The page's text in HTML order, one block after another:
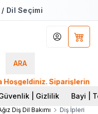
/ Dil Seçimi
ARA
Hesabım
Siparişleriniz
| Gizlilik Bayi |
Diş Dil Bakımı Diş İpleri